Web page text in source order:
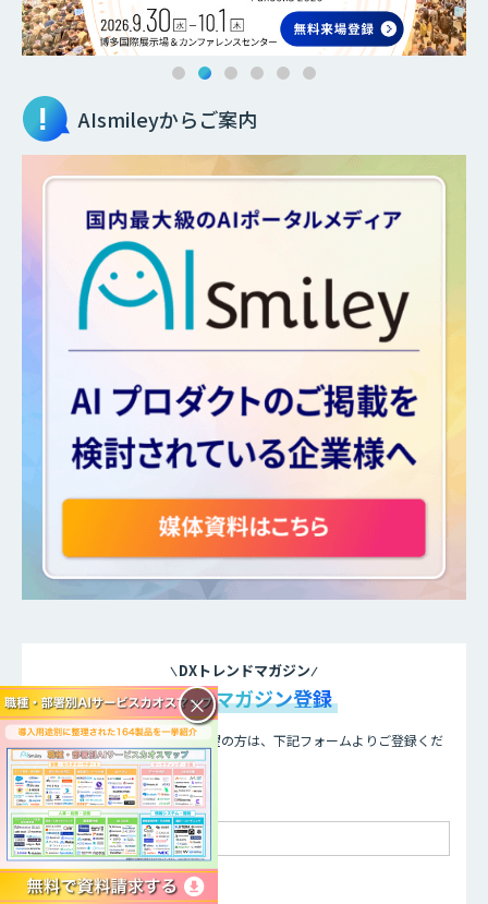
AIsmileyからご案内
DXトレンドマガジン
メールマガジン登録
メールマガジンの配信をご希望の方は、下記フォームよりご登録くだ
さい。登録無料です。
お名前 - 姓・名
メールアドレス
×